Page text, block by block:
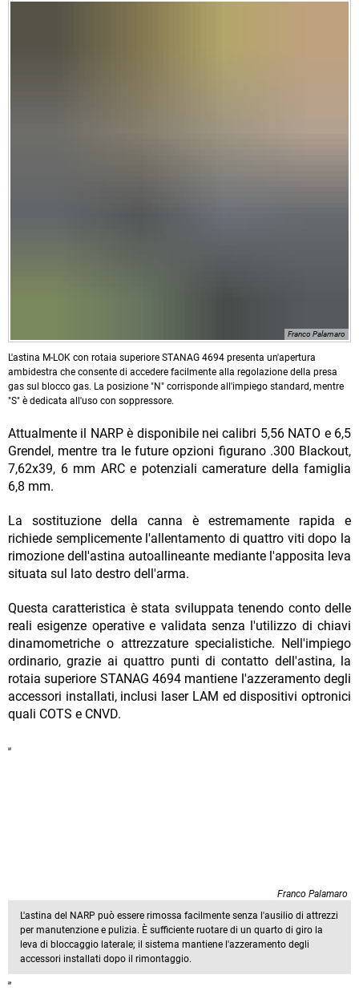
Franco Palamaro
L'astina M-LOK con rotaia superiore STANAG 4694 presenta un'apertura
ambidestra che consente di accedere facilmente alla regolazione della presa
gas sul blocco gas. La posizione "N" corrisponde all'impiego standard, mentre
"S" è dedicata all'uso con soppressore.
Attualmente il NARP è disponibile nei calibri 5,56 NATO e 6,5
Grendel, mentre tra le future opzioni figurano .300 Blackout,
7,62x39, 6 mm ARC e potenziali camerature della famiglia
6,8 mm.
La sostituzione della canna è estremamente rapida e
richiede semplicemente l'allentamento di quattro viti dopo la
rimozione dell'astina autoallineante mediante l'apposita leva
situata sul lato destro dell'arma.
Questa caratteristica è stata sviluppata tenendo conto delle
reali esigenze operative e validata senza l'utilizzo di chiavi
dinamometriche o attrezzature specialistiche. Nell'impiego
ordinario, grazie ai quattro punti di contatto dell'astina, la
rotaia superiore STANAG 4694 mantiene l'azzeramento degli
accessori installati, inclusi laser LAM ed dispositivi optronici
quali COTS e CNVD.
Franco Palamaro
L'astina del NARP può essere rimossa facilmente senza l'ausilio di attrezzi
per manutenzione e pulizia. È sufficiente ruotare di un quarto di giro la
leva di bloccaggio laterale; il sistema mantiene l'azzeramento degli
accessori installati dopo il rimontaggio.